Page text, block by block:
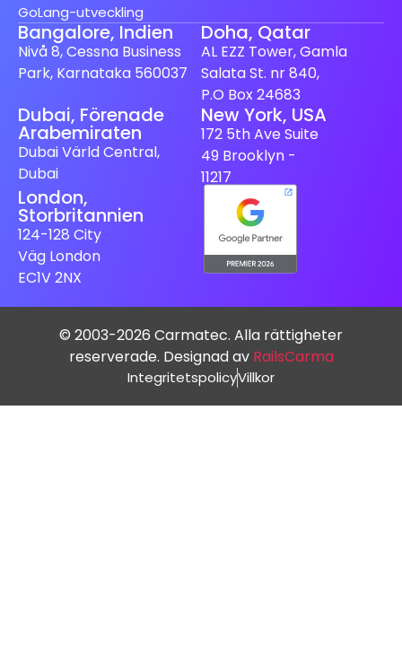
GoLang-utveckling
Bangalore, Indien
Nivå 8, Cessna Business
Park, Karnataka 560037
Doha, Qatar
AL EZZ Tower, Gamla
Salata St. nr 840,
P.O Box 24683
Dubai, Förenade
Arabemiraten
Dubai Värld Central,
Dubai
New York, USA
172 5th Ave Suite
49 Brooklyn -
11217
London,
Storbritannien
124-128 City
Väg London
EC1V 2NX
© 2003-2026 Carmatec. Alla rättigheter
reserverade. Designad av RailsCarma
IntegritetspolicyVillkor